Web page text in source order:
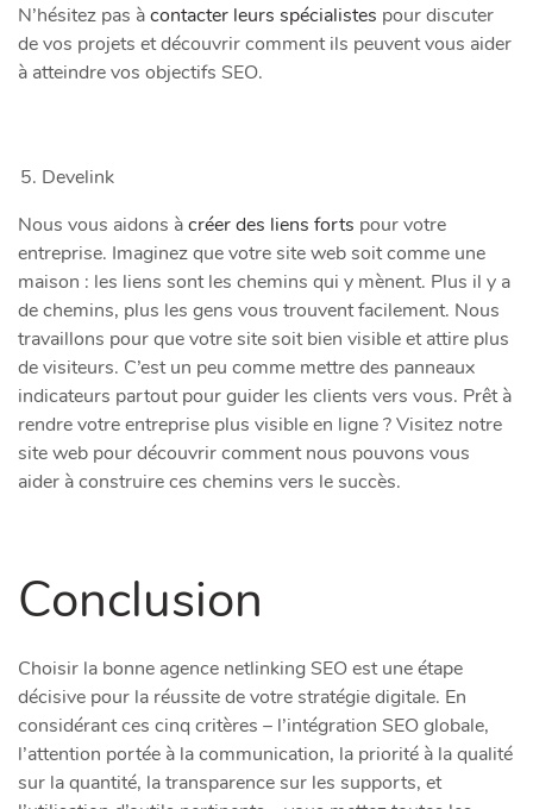
N’hésitez pas àcontacter leurs spécialistes pour discuter
de vos projets et découvrir comment ils peuvent vous aider
à atteindre vos objectifs SEO.
Develink
Nous vous aidons àcréer des liens forts pour votre
entreprise. Imaginez que votre site web soit comme une
maison : les liens sont les chemins qui y mènent. Plus il y a
de chemins, plus les gens vous trouvent facilement. Nous
travaillons pour que votre site soit bien visible et attire plus
de visiteurs. C’est un peu comme mettre des panneaux
indicateurs partout pour guider les clients vers vous. Prêt à
rendre votre entreprise plus visible en ligne ? Visitez notre
site web pour découvrir comment nous pouvons vous
aider à construire ces chemins vers le succès.
Conclusion
Choisir la bonne agence netlinking SEO est une étape
décisive pour la réussite de votre stratégie digitale. En
considérant ces cinq critères – l’intégration SEO globale,
l’attention portée à la communication, la priorité à la qualité
sur la quantité, la transparence sur les supports, et